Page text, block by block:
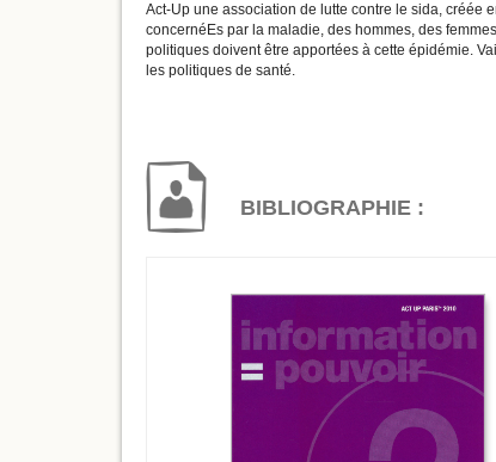
Act-Up une association de lutte contre le sida, créée
concernéEs par la maladie, des hommes, des
politiques doivent être apportées à cette épidémie.
les politiques de santé.
BIBLIOGRAPHIE :